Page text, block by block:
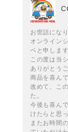
お世話になり
オンライン
ベと申します
この度は当
ありがとう
商品を喜ん
改めて、こ
た。
今後も喜ん
けたらと思
またお時間